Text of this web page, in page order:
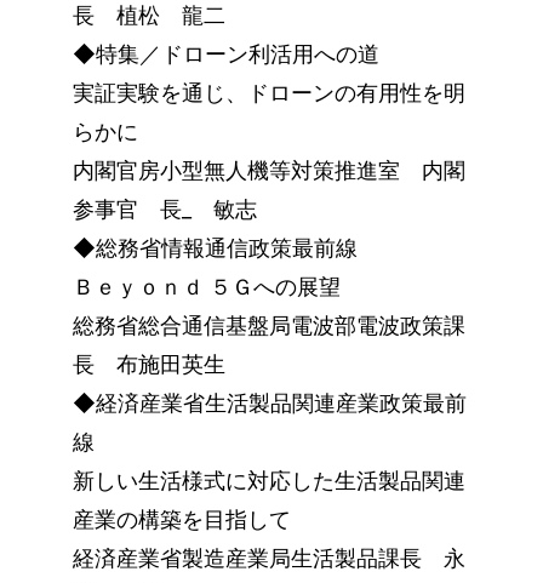
長 植松 龍二
◆特集／ドローン利活用への道
実証実験を通じ、ドローンの有用性を明
らかに
内閣官房小型無人機等対策推進室 内閣
参事官 長_ 敏志
◆総務省情報通信政策最前線
Ｂｅｙｏｎｄ ５Ｇへの展望
総務省総合通信基盤局電波部電波政策課
長 布施田英生
◆経済産業省生活製品関連産業政策最前
線
新しい生活様式に対応した生活製品関連
産業の構築を目指して
経済産業省製造産業局生活製品課長 永